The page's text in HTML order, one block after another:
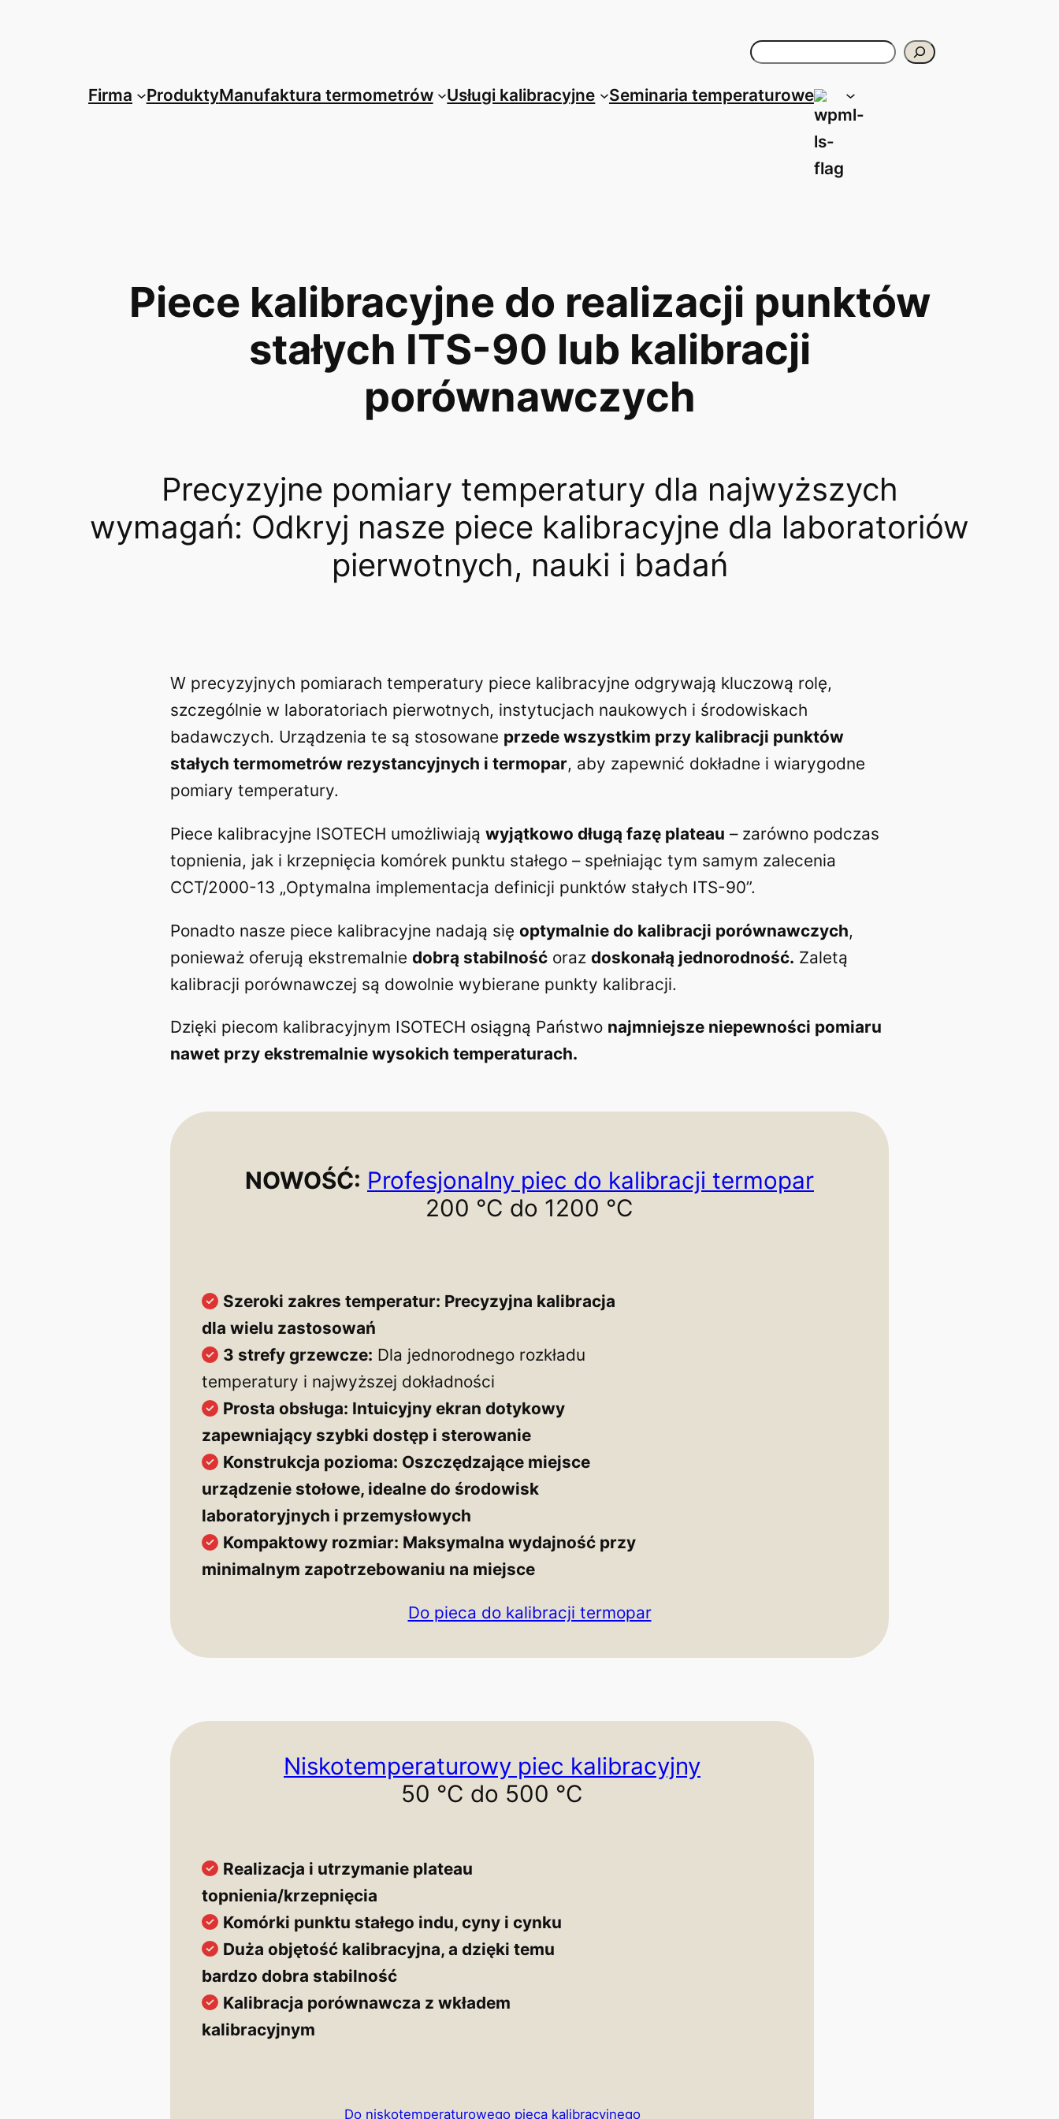
Szukaj
Firma ProduktyManufaktura termometrów Usługi kalibracyjne Seminaria temperaturowe
Piece kalibracyjne do realizacji punktów
stałych ITS-90 lub kalibracji
porównawczych
Precyzyjne pomiary temperatury dla najwyższych
wymagań: Odkryj nasze piece kalibracyjne dla laboratoriów
pierwotnych, nauki i badań
W precyzyjnych pomiarach temperatury piece kalibracyjne odgrywają kluczową rolę,
szczególnie w laboratoriach pierwotnych, instytucjach naukowych i środowiskach
badawczych. Urządzenia te są stosowane przede wszystkim przy kalibracji punktów
stałych termometrów rezystancyjnych i termopar, aby zapewnić dokładne i wiarygodne
pomiary temperatury.
Piece kalibracyjne ISOTECH umożliwiają wyjątkowo długą fazę plateau – zarówno podczas
topnienia, jak i krzepnięcia komórek punktu stałego – spełniając tym samym zalecenia
CCT/2000-13 „Optymalna implementacja definicji punktów stałych ITS-90”.
Ponadto nasze piece kalibracyjne nadają się optymalnie do kalibracji porównawczych,
ponieważ oferują ekstremalnie dobrą stabilność oraz doskonałą jednorodność. Zaletą
kalibracji porównawczej są dowolnie wybierane punkty kalibracji.
Dzięki piecom kalibracyjnym ISOTECH osiągną Państwo najmniejsze niepewności pomiaru
nawet przy ekstremalnie wysokich temperaturach.
NOWOŚĆ: Profesjonalny piec do kalibracji termopar
200 °C do 1200 °C
Szeroki zakres temperatur: Precyzyjna kalibracja
dla wielu zastosowań
3 strefy grzewcze: Dla jednorodnego rozkładu
temperatury i najwyższej dokładności
Prosta obsługa: Intuicyjny ekran dotykowy
zapewniający szybki dostęp i sterowanie
Konstrukcja pozioma: Oszczędzające miejsce
urządzenie stołowe, idealne do środowisk
laboratoryjnych i przemysłowych
Kompaktowy rozmiar: Maksymalna wydajność przy
minimalnym zapotrzebowaniu na miejsce
Do pieca do kalibracji termopar
Niskotemperaturowy piec kalibracyjny
50 °C do 500 °C
Realizacja i utrzymanie plateau
topnienia/krzepnięcia
Komórki punktu stałego indu, cyny i cynku
Duża objętość kalibracyjna, a dzięki temu
bardzo dobra stabilność
Kalibracja porównawcza z wkładem
kalibracyjnym
Do niskotemperaturowego pieca kalibracyjnego